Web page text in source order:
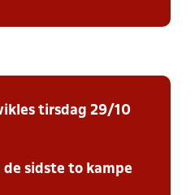
tirsdag 29/10
sidste to kampe